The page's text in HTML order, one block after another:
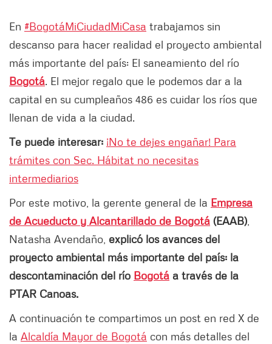
En #BogotáMiCiudadMiCasa trabajamos sin
descanso para hacer realidad el proyecto ambiental
más importante del país: El saneamiento del río
Bogotá. El mejor regalo que le podemos dar a la
capital en su cumpleaños 486 es cuidar los ríos que
llenan de vida a la ciudad.
Te puede interesar: ¡No te dejes engañar! Para
trámites con Sec. Hábitat no necesitas
intermediarios
Por este motivo, la gerente general de la Empresa
de Acueducto y Alcantarillado de Bogotá (EAAB)
Natasha Avendaño, explicó los avances del
proyecto ambiental más importante del país: la
descontaminación del río Bogotá a través de la
PTAR Canoas.
A continuación te compartimos un post en red X de
la Alcaldía Mayor de Bogotá con más detalles del